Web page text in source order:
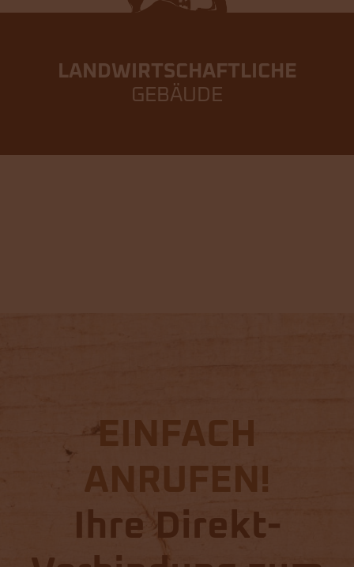
LAND­WIRTSCHAFTLICHE
GEBÄUDE
EINFACH
ANRUFEN!
Ihre Direkt-